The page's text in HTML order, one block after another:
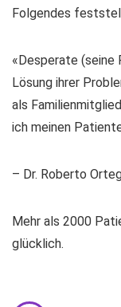
Folgendes
«Desperate
Lösung ihrer
als
ich meinen
– Dr. Roberto
Mehr als 2000
glücklich.